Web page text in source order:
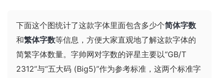
下面这个图统计了这款字体里面包含多少个简体字数
和繁体字数等信息，方便大家直观地了解这款字体的
简繁字体数量。字帅网对字数的评星主要以“GB/T
2312”与“五大码 (Big5)”作为参考标准，这两个标准字